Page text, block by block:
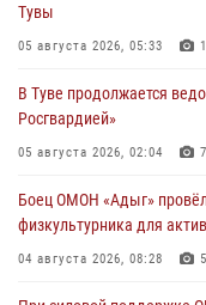
Тувы
05 августа 2026, 05:33 1
В Туве продолжается
Росгвардией»
05 августа 2026, 02:04 7
Боец ОМОН «Адыг»
физкультурника для
04 августа 2026, 08:28 5